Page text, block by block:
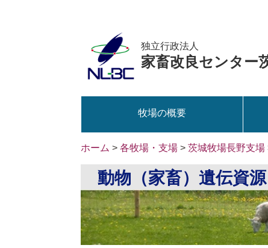
独立行政法人
家畜改良センター
牧場の概要
ホーム >各牧場・支場 >茨城牧場長野支場
動物（家畜）遺伝資源